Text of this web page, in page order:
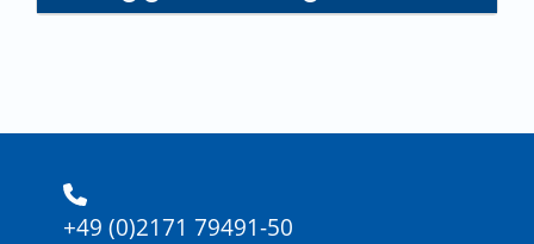
+49 (0)2171 79491-50